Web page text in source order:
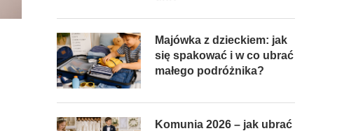
Majówka z dzieckiem: jak
się spakować i w co ubrać
małego podróżnika?
Komunia 2026 – jak ubrać